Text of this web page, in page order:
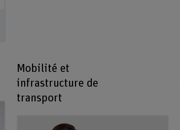
Mobilité et
infrastructure de
transport